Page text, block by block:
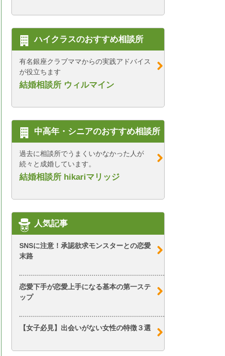
ハイクラスのおすすめ相談所
有名銀座クラブママからの実践アドバイス
が役立ちます
結婚相談所 ウィルマイン
中高年・シニアのおすすめ相談所
過去に相談所でうまくいかなかった人が
続々と成婚しています。
結婚相談所 hikariマリッジ
人気記事
SNSに注意！承認欲求モンスターとの恋愛
末路
恋愛下手が恋愛上手になる基本の第一ステ
ップ
【女子必見】出会いがない女性の特徴３選